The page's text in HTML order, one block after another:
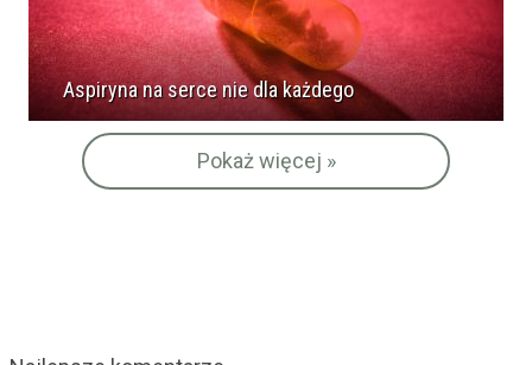
Aspiryna na serce nie dla każdego
Pokaż więcej »